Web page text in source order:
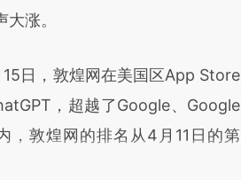
文真实意图存在偏差。不代表财
涨。
，敦煌网在美国区App Store
，超越了Google、Google
，敦煌网的排名从4月11日的第